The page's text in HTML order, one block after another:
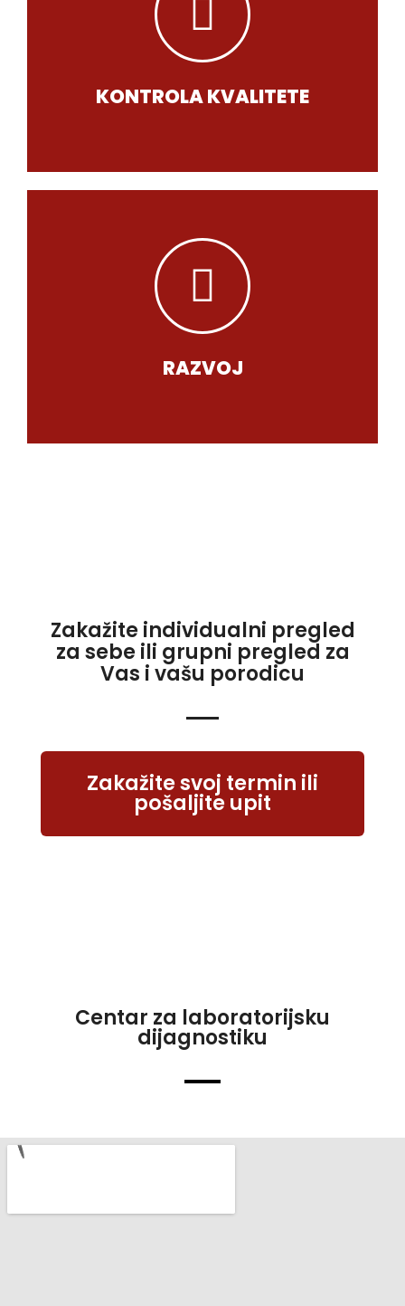
KONTROLA KVALITETE
Redovne interne i eksterne kontrole
kvaliteta svih laboratorijskih testova.
RAZVOJ
Kontinuiran razvoj i ulaganje u
najsavremeniju opremu i tehnologije.
Zakažite individualni pregled
za sebe ili grupni pregled za
Vas i vašu porodicu
Zakažite svoj termin ili
pošaljite upit
Centar za laboratorijsku
dijagnostiku